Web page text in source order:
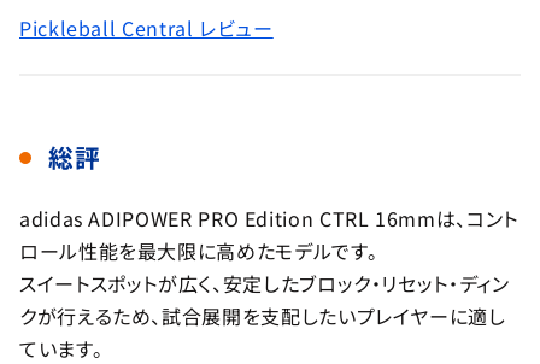
Pickleball Central レビュー
総評
adidas ADIPOWER PRO Edition CTRL 16mmは、コント
ロール性能を最大限に高めたモデルです。
スイートスポットが広く、安定したブロック・リセット・ディン
クが行えるため、試合展開を支配したいプレイヤーに適し
ています。